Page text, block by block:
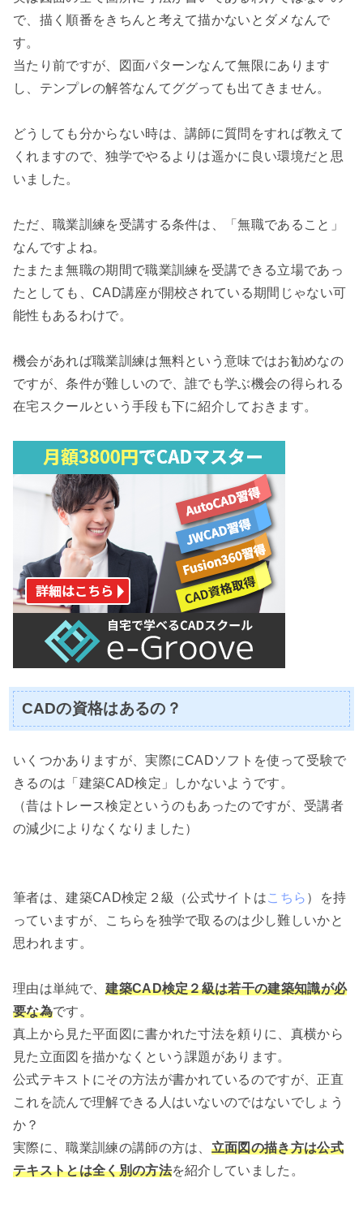
で、描く順番をきちんと考えて描かないとダメなんで
す。
当たり前ですが、図面パターンなんて無限にあります
し、テンプレの解答なんてググっても出てきません。
どうしても分からない時は、講師に質問をすれば教えて
くれますので、独学でやるよりは遥かに良い環境だと思
いました。
ただ、職業訓練を受講する条件は、「無職であること」
なんですよね。
たまたま無職の期間で職業訓練を受講できる立場であっ
たとしても、CAD講座が開校されている期間じゃない可
能性もあるわけで。
機会があれば職業訓練は無料という意味ではお勧めなの
ですが、条件が難しいので、誰でも学ぶ機会の得られる
在宅スクールという手段も下に紹介しておきます。
CADの資格はあるの？
いくつかありますが、実際にCADソフトを使って受験で
きるのは「建築CAD検定」しかないようです。
（昔はトレース検定というのもあったのですが、受講者
の減少によりなくなりました）
筆者は、建築CAD検定２級（公式サイトはこちら ）を持
っていますが、こちらを独学で取るのは少し難しいかと
思われます。
理由は単純で、建築CAD検定２級は若干の建築知識が必
要な為です。
真上から見た平面図に書かれた寸法を頼りに、真横から
見た立面図を描かなくという課題があります。
公式テキストにその方法が書かれているのですが、正直
これを読んで理解できる人はいないのではないでしょう
か？
実際に、職業訓練の講師の方は、 立面図の描き方は公式
テキストとは全く別の方法を紹介していました。